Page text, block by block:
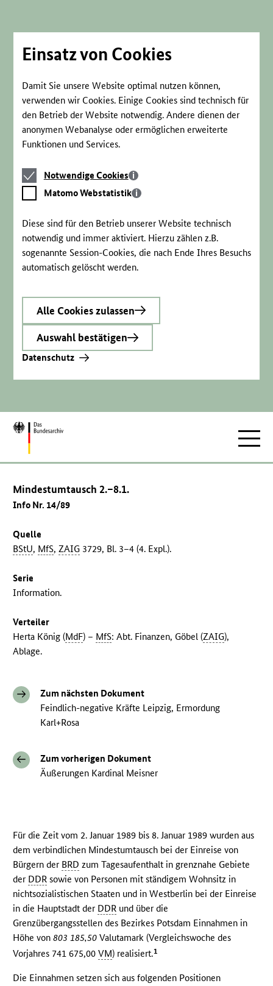
Einsatz von Cookies
Damit Sie unsere Website optimal nutzen können,
verwenden wir Cookies. Einige Cookies sind technisch für
den Betrieb der Website notwendig. Andere dienen der
anonymen Webanalyse oder ermöglichen erweiterte
Funktionen und Services.
Notwendige
Cookies
Notwendige Cookies
Matomo
Webstatistik
Matomo Webstatistik
Diese sind für den Betrieb unserer Website technisch
notwendig und immer aktiviert. Hierzu zählen z.B.
sogenannte Session-Cookies, die nach Ende Ihres Besuchs
automatisch gelöscht werden.
Alle Cookies zulassen
Auswahl bestätigen
Datenschutz
Zur
Mindestumtausch 2.–8.1.
Info Nr. 14/89
Quelle
BStU, MfS,ZAIG 3729, Bl. 3–4 (4. Expl.).
Serie
Information.
Verteiler
Herta König (MdF) – MfS: Abt. Finanzen, Göbel (ZAIG),
Ablage.
Zum nächsten Dokument
Feindlich-negative Kräfte Leipzig, Ermordung
Karl+Rosa
Zum vorherigen Dokument
Äußerungen Kardinal Meisner
Für die Zeit vom 2. Januar 1989 bis 8. Januar 1989 wurden aus
dem verbindlichen Mindestumtausch bei der Einreise von
Bürgern der BRD zum Tagesaufenthalt in grenznahe Gebiete
der DDR sowie von Personen mit ständigem Wohnsitz in
nichtsozialistischen Staaten und in Westberlin bei der Einreise
in die Hauptstadt der DDR und über die
Grenzübergangsstellen des Bezirkes Potsdam Einnahmen in
Höhe von803 185,50 Valutamark (Vergleichswoche des
Vorjahres 741 675,00VM) realisiert.1
Die Einnahmen setzen sich aus folgenden Positionen